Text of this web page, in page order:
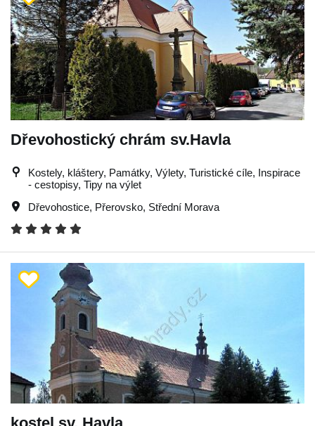
Dřevohostický chrám sv.Havla
Kostely, kláštery, Památky, Výlety, Turistické cíle, Inspirace
- cestopisy, Tipy na výlet
Dřevohostice, Přerovsko, Střední Morava